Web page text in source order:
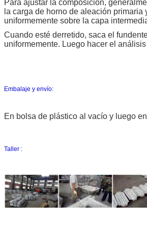
Para ajustar la composición,
la carga de horno de aleación primaria
uniformemente sobre la capa
Cuando esté derretido, saca el
uniformemente. Luego hacer el
Embalaje y envío:
En bolsa de plástico al vacío y luego
Taller :